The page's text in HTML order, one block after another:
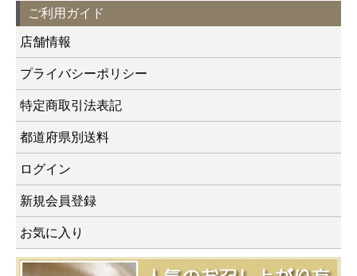
ご利用ガイド
店舗情報
プライバシーポリシー
特定商取引法表記
都道府県別送料
ログイン
新規会員登録
お気に入り